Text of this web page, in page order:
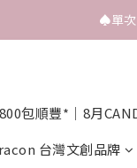
♠️單次
包順豐*｜8月
台灣文創品牌